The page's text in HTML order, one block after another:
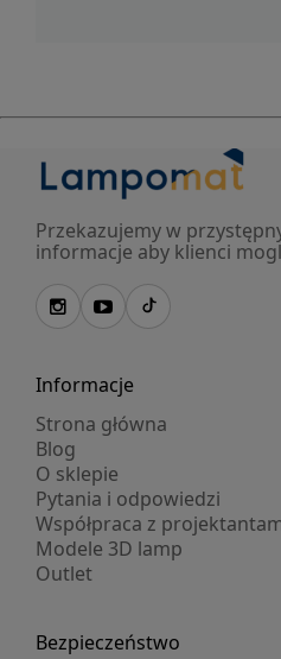
Przekazujemy w
informacje aby klienci
Informacje
Strona główna
Blog
O sklepie
Pytania i odpowiedzi
Współpraca z
Modele 3D lamp
Outlet
Bezpieczeństwo